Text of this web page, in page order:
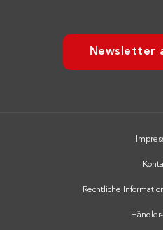
Newsletter
Rechtliche